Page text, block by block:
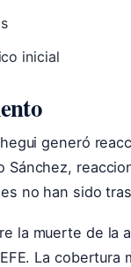
inicial
generó
Sánchez,
no han sido
la muerte de
La